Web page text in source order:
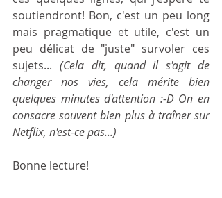
soutiendront! Bon, c'est un peu long
mais pragmatique et utile, c'est un
peu délicat de "juste" survoler ces
sujets... (Cela dit, quand il s'agit de
changer nos vies, cela mérite bien
quelques minutes d'attention :-D On en
consacre souvent bien plus à traîner sur
Netflix, n'est-ce pas...)
Bonne lecture!